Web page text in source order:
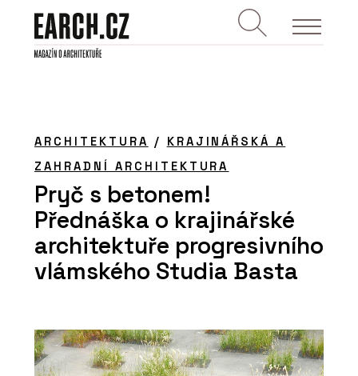
ARCHITEKTURA / KRAJINÁŘSKÁ A
ZAHRADNÍ ARCHITEKTURA
Pryč s betonem!
Přednáška o krajinářské
architektuře progresivního
vlámského Studia Basta